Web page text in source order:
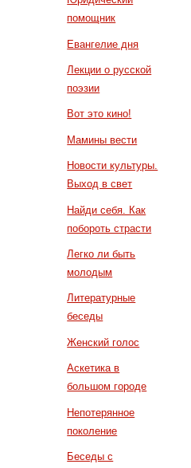
помощник
Евангелие дня
Лекции о русской
поэзии
Вот это кино!
Мамины вести
Новости культуры.
Выход в свет
Найди себя. Как
побороть страсти
Легко ли быть
молодым
Литературные
беседы
Женский голос
Аскетика в
большом городе
Непотерянное
поколение
Беседы с